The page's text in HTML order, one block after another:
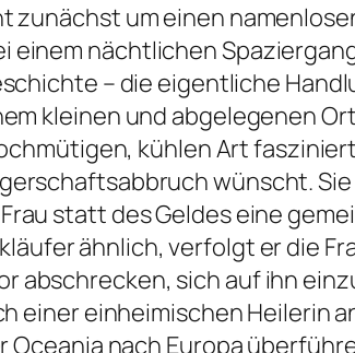
zunächst um einen
einem nächtlichen
– die eigentliche
kleinen und abgelegenen
kühlen Art
wünscht.
statt des Geldes eine
ähnlich, verfolgt er die
abschrecken, sich auf ihn
einheimischen Heilerin
nach Europa